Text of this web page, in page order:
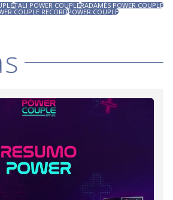
TALI POWER COUPLERADAMÉS POWER COUPLE
COUPLE RECORDPOWER COUPLE